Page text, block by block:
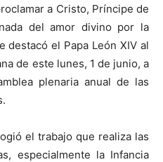
a Cristo, Príncipe de
del amor divino por la
destacó el Papa León XIV al
de este lunes, 1 de junio, a
plenaria anual de las
el trabajo que realiza las
especialmente la Infancia